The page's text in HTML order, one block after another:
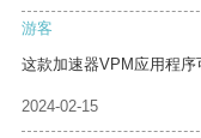
游客
这款加速器VPM应用程序
2024-02-15